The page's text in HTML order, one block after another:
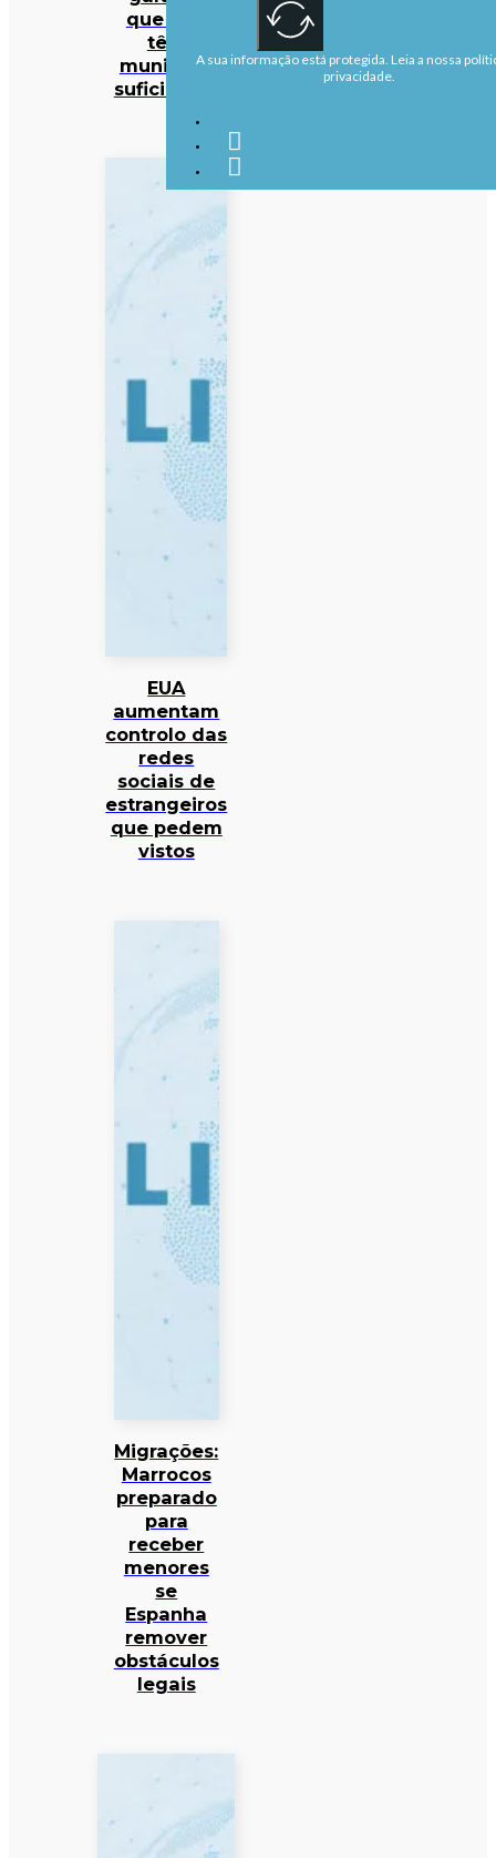
que EUA
têm
munições
suficientes
EUA
aumentam
controlo das
redes
sociais de
estrangeiros
que pedem
vistos
Migrações:
Marrocos
preparado
para
receber
menores
se
Espanha
remover
obstáculos
legais
A sua informação está protegida. Leia a nossa
privacidade.